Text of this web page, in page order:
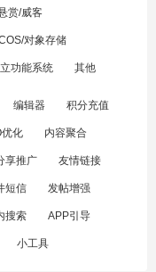
赏/威客
对象存储
功能系统 其他
编辑器 积分充值
化 内容聚合
享推广 友情链接
短信 发帖增强
搜索 APP引导
小工具